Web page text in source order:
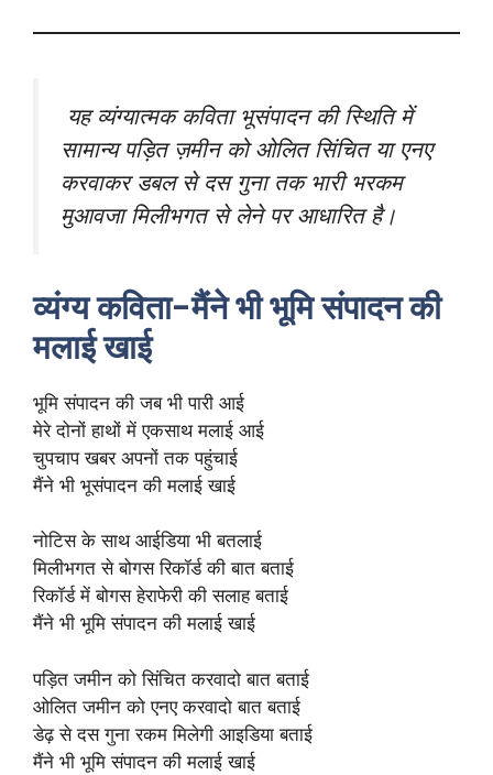
यह व्यंग्यात्मक कविता भूसंपादन की स्थिति में
सामान्य पड़ित ज़मीन को ओलित सिंचित या एनए
करवाकर डबल से दस गुना तक भारी भरकम
मुआवजा मिलीभगत से लेने पर आधारित है।
व्यंग्य कविता-मैंने भी भूमि संपादन की
मलाई खाई
भूमि संपादन की जब भी पारी आई
मेरे दोनों हाथों में एकसाथ मलाई आई
चुपचाप खबर अपनों तक पहुंचाई
मैंने भी भूसंपादन की मलाई खाई
नोटिस के साथ आईडिया भी बतलाई
मिलीभगत से बोगस रिकॉर्ड की बात बताई
रिकॉर्ड में बोगस हेराफेरी की सलाह बताई
मैंने भी भूमि संपादन की मलाई खाई
पड़ित जमीन को सिंचित करवादो बात बताई
ओलित जमीन को एनए करवादो बात बताई
डेढ़ से दस गुना रकम मिलेगी आइडिया बताई
मैंने भी भूमि संपादन की मलाई खाई